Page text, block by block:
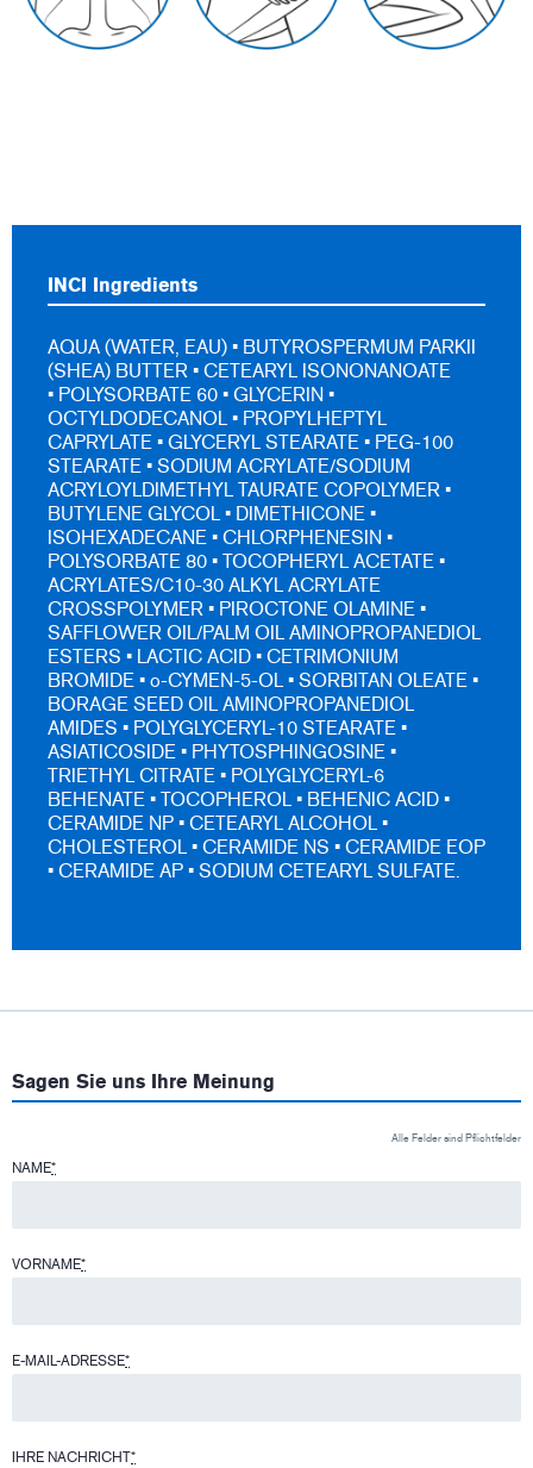
INCI Ingredients
AQUA (WATER, EAU) • BUTYROSPERMUM PARKII
(SHEA) BUTTER • CETEARYL ISONONANOATE
• POLYSORBATE 60 • GLYCERIN •
OCTYLDODECANOL • PROPYLHEPTYL
CAPRYLATE • GLYCERYL STEARATE • PEG-100
STEARATE • SODIUM ACRYLATE/SODIUM
ACRYLOYLDIMETHYL TAURATE COPOLYMER •
BUTYLENE GLYCOL • DIMETHICONE •
ISOHEXADECANE • CHLORPHENESIN •
POLYSORBATE 80 • TOCOPHERYL ACETATE •
ACRYLATES/C10-30 ALKYL ACRYLATE
CROSSPOLYMER • PIROCTONE OLAMINE •
SAFFLOWER OIL/PALM OIL AMINOPROPANEDIOL
ESTERS • LACTIC ACID • CETRIMONIUM
BROMIDE • o-CYMEN-5-OL • SORBITAN OLEATE •
BORAGE SEED OIL AMINOPROPANEDIOL
AMIDES • POLYGLYCERYL-10 STEARATE •
ASIATICOSIDE • PHYTOSPHINGOSINE •
TRIETHYL CITRATE • POLYGLYCERYL-6
BEHENATE • TOCOPHEROL • BEHENIC ACID •
CERAMIDE NP • CETEARYL ALCOHOL •
CHOLESTEROL • CERAMIDE NS • CERAMIDE EOP
• CERAMIDE AP • SODIUM CETEARYL SULFATE.
Sagen Sie uns Ihre Meinung
Alle Felder sind Pflichtfelder
NAME*
VORNAME*
E-MAIL-ADRESSE*
IHRE NACHRICHT*